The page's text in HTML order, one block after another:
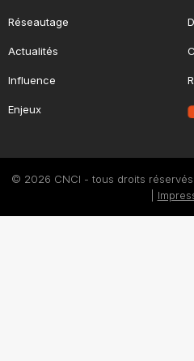
Réseautage
Actualités
Influence
Enjeux
© 2026 CNCI - tous droits